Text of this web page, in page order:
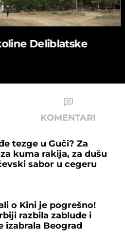
Deliblatske
KOMENTARI
tezge u Guči? Za
kuma rakija, za dušu
sabor u cegeru
o Kini je pogrešno!
razbila zablude i
izabrala Beograd